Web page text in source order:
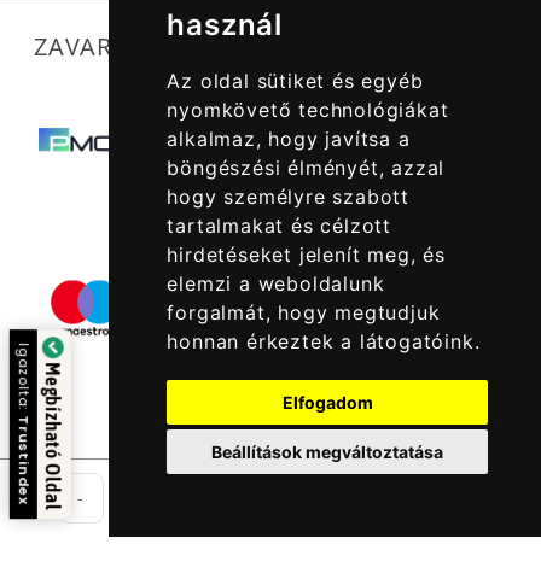
használ
Az oldal sütiket és egyéb
nyomkövető technológiákat
alkalmaz, hogy javítsa a
böngészési élményét, azzal
hogy személyre szabott
tartalmakat és célzott
hirdetéseket jelenít meg, és
elemzi a weboldalunk
forgalmát, hogy megtudjuk
honnan érkeztek a látogatóink.
Elfogadom
Beállítások megváltoztatása
-
ZAVARTALAN MŰKÖDÉSÜNKET SEGÍTIK
© 2022 -Halcatraz Kft.
Megbízható Oldal
Igazolta:
Trustindex